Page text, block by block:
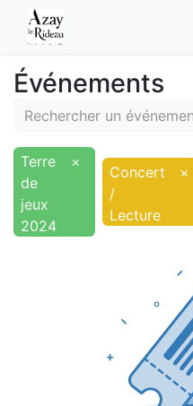
Événements
Terre
de
jeux
2024
×
Concert
/
Lecture
×